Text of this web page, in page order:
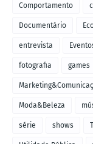
Comportamento
Documentário
entrevista
fotografia games
Moda&Beleza
série shows